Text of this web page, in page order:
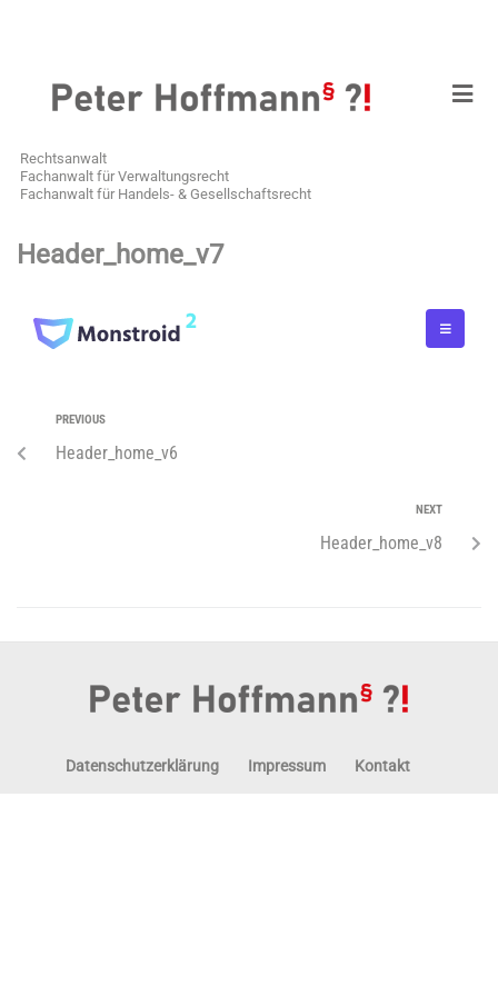
Rechtsanwalt
Fachanwalt für Verwaltungsrecht
Fachanwalt für Handels- & Gesellschaftsrecht
Header_home_v7
PREVIOUS
Header_home_v6
NEXT
Header_home_v8
Datenschutzerklärung Impressum Kontakt